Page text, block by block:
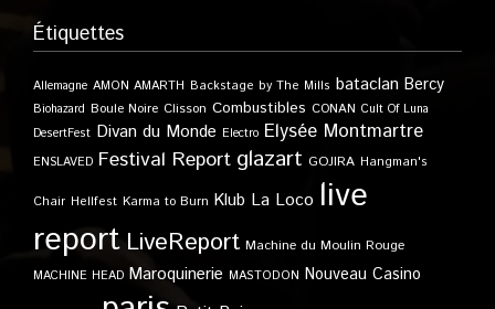
Étiquettes
Allemagne AMON AMARTH Backstage by The Mills bataclan Bercy
Biohazard Boule Noire Clisson Combustibles CONAN Cult Of Luna
DesertFest Divan du Monde Electro Elysée Montmartre
ENSLAVED Festival Report glazart GOJIRA Hangman's
Chair Hellfest Karma to Burn Klub La Loco live
report LiveReport Machine du Moulin Rouge
MACHINE HEAD Maroquinerie MASTODON Nouveau Casino